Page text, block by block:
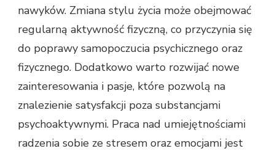
nawyków. Zmiana stylu życia może obejmować
regularną aktywność fizyczną, co przyczynia się
do poprawy samopoczucia psychicznego oraz
fizycznego. Dodatkowo warto rozwijać nowe
zainteresowania i pasje, które pozwolą na
znalezienie satysfakcji poza substancjami
psychoaktywnymi. Praca nad umiejętnościami
radzenia sobie ze stresem oraz emocjami jest